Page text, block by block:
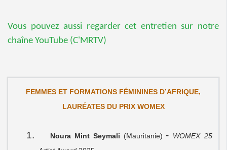
Vous pouvez aussi regarder cet entretien sur notre
chaîne YouTube (C'MRTV)
FEMMES ET FORMATIONS FÉMININES D’AFRIQUE,
LAURÉATES DU PRIX WOMEX
1. Noura Mint Seymali (Mauritanie)- WOMEX 25